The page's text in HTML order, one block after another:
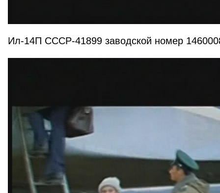
Ил-14П СССР-41899 заводской номер